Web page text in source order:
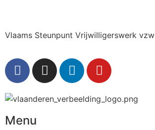
Vlaams Steunpunt Vrijwilligerswerk vzw
Menu